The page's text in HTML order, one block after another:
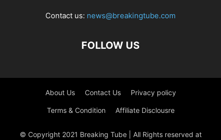
Contact us: news@breakingtube.com
FOLLOW US
About Us Contact Us Privacy policy
Terms & Condition Affiliate Disclousre
© Copyright 2021 Breaking Tube | All Rights reserved at